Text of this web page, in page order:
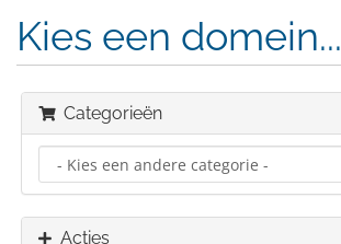
Kies een domein...
Categorieën
Acties